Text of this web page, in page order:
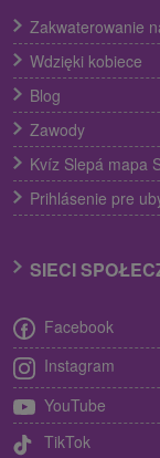
Zakwaterowanie
Wdzięki kobiece
Blog
Zawody
Kvíz Slepá mapa
Prihlásenie pre
SIECI
Facebook
Instagram
YouTube
TikTok